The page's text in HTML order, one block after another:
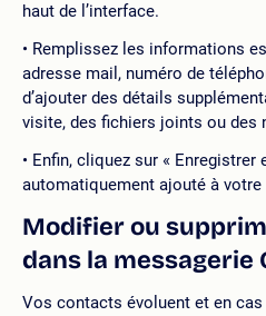
haut de l’interface.
Remplissez les informations
adresse mail, numéro de
d’ajouter des détails
visite, des fichiers joints ou des
Enfin, cliquez sur «
automatiquement ajouté à votre
Modifier ou
dans la messagerie
Vos contacts évoluent et en cas